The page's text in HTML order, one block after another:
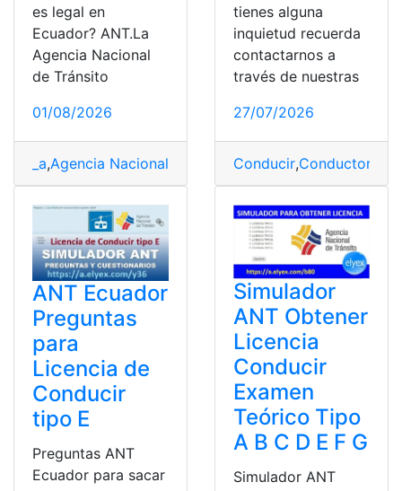
es legal en
Ecuador? ANT.La
Agencia Nacional
de Tránsito
01/08/2026
_a,Agencia Nacional de Tránsito,Ecuador,Legalización
tienes alguna
inquietud recuerda
contactarnos a
través de nuestras
27/07/2026
Conducir,Conductor
ANT Ecuador
Preguntas
para
Licencia de
Conducir
tipo E
Preguntas ANT
Ecuador para sacar
Simulador
ANT Obtener
Licencia
Conducir
Examen
Teórico Tipo
A B C D E F G
Simulador ANT